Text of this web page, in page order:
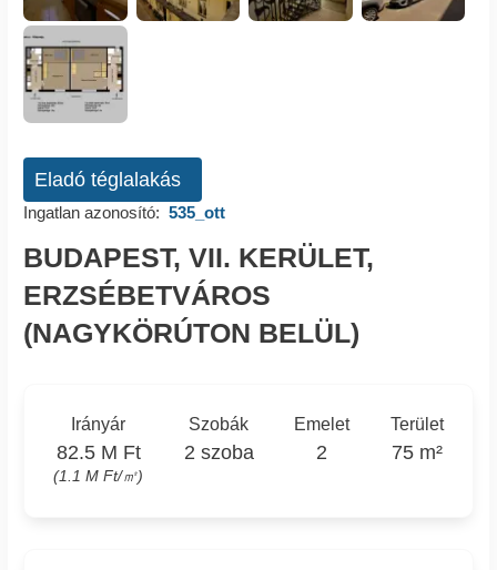
Eladó téglalakás
Ingatlan azonosító: 535_ott
BUDAPEST, VII. KERÜLET,
ERZSÉBETVÁROS
(NAGYKÖRÚTON BELÜL)
Irányár
82.5 M Ft
(1.1 M Ft/㎡)
Szobák
2 szoba
Emelet
2
Terület
75 m²